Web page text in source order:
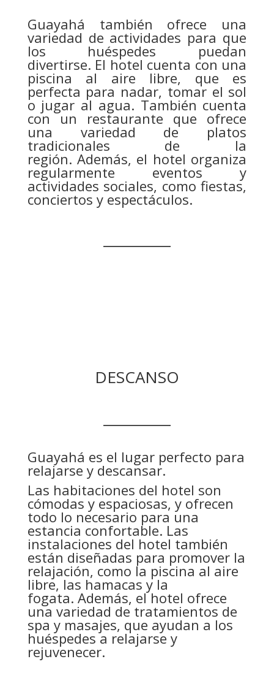
Guayahá también ofrece una
variedad de actividades para que
los huéspedes puedan
divertirse. El hotel cuenta con una
piscina al aire libre, que es
perfecta para nadar, tomar el sol
o jugar al agua. También cuenta
con un restaurante que ofrece
una variedad de platos
tradicionales de la
región. Además, el hotel organiza
regularmente eventos y
actividades sociales, como fiestas,
conciertos y espectáculos.
DESCANSO
Guayahá es el lugar perfecto para
relajarse y descansar.
Las habitaciones del hotel son
cómodas y espaciosas, y ofrecen
todo lo necesario para una
estancia confortable. Las
instalaciones del hotel también
están diseñadas para promover la
relajación, como la piscina al aire
libre, las hamacas y la
fogata. Además, el hotel ofrece
una variedad de tratamientos de
spa y masajes, que ayudan a los
huéspedes a relajarse y
rejuvenecer.